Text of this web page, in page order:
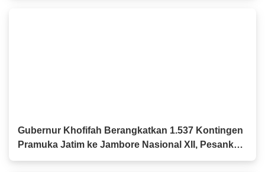
Gubernur Khofifah Berangkatkan 1.537 Kontingen
Pramuka Jatim ke Jambore Nasional XII, Pesankan
Semangat Persaudaraan